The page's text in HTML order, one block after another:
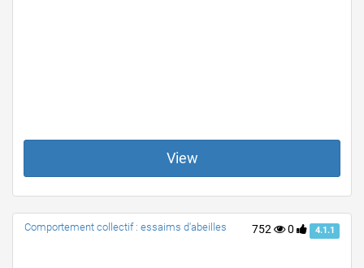
View
752 0 4.1.1
Comportement collectif : essaims d'abeilles